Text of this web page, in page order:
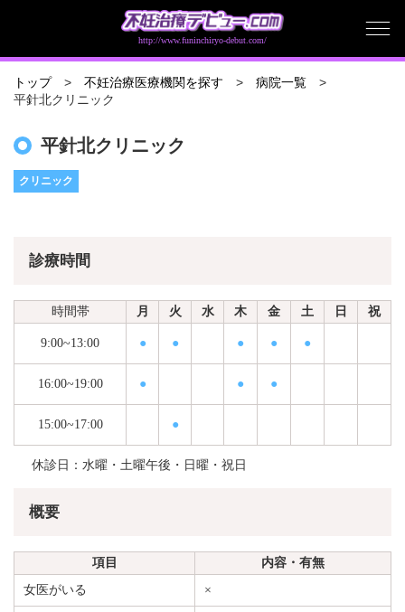
http://www.funinchiryo-debut.com/
トップ 不妊治療医療機関を探す 病院一覧
平針北クリニック
平針北クリニック
クリニック
診療時間
時間帯 月 火 水 木 金 土 日 祝
9:00~13:00 ● ● ● ● ●
16:00~19:00 ● ● ●
15:00~17:00 ●
休診日：水曜・土曜午後・日曜・祝日
概要
項目
内容・有無
女医がいる
×